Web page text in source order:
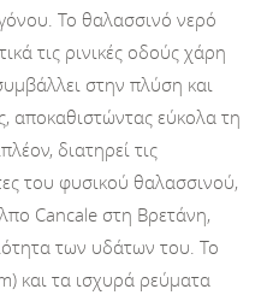
Το θαλασσινό νερό
τις ρινικές οδούς χάρη
στην πλύση και
αποκαθιστώντας εύκολα τη
διατηρεί τις
του φυσικού θαλασσινού,
Cancale στη Bρετάνη,
των υδάτων του. Το
και τα ισχυρά ρεύματα